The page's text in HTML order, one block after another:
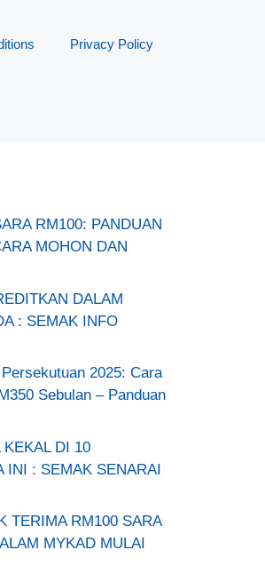
Privacy Policy
RM100: PANDUAN
MOHON DAN
DALAM
: SEMAK INFO
2025: Cara
Sebulan – Panduan
KEKAL DI 10
INI : SEMAK SENARAI
TERIMA RM100 SARA
MYKAD MULAI